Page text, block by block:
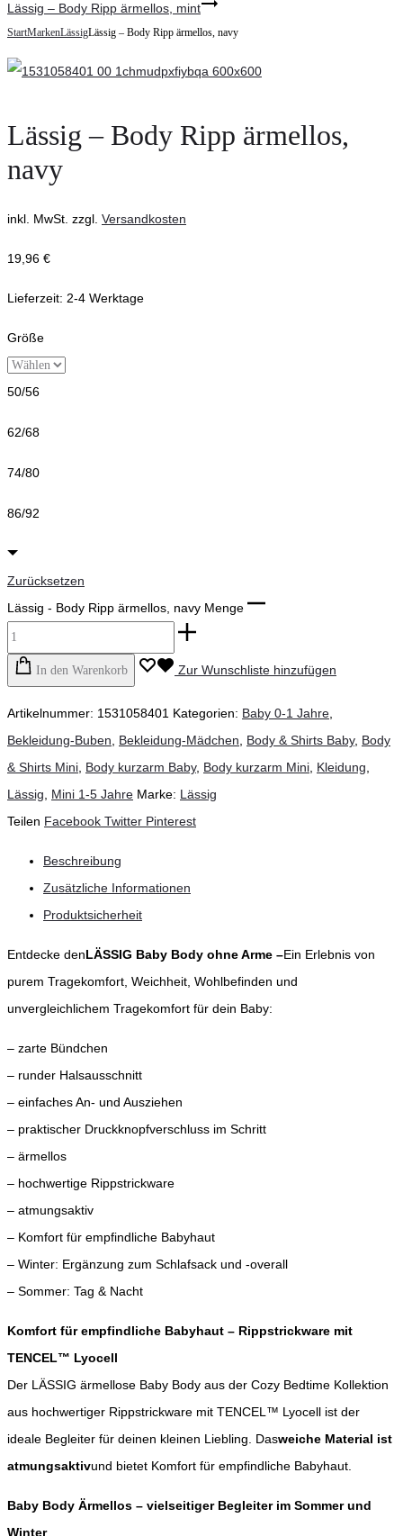
Lässig – Body Ripp ärmellos, mint
StartMarkenLässigLässig – Body Ripp ärmellos, navy
Lässig – Body Ripp ärmellos,
navy
inkl. MwSt. zzgl. Versandkosten
19,96 €
Lieferzeit: 2-4 Werktage
Größe
50/56
62/68
74/80
86/92
Zurücksetzen
Lässig - Body Ripp ärmellos, navy Menge
In den Warenkorb Zur Wunschliste hinzufügen
Artikelnummer: 1531058401 Kategorien: Baby 0-1 Jahre,
Bekleidung-Buben, Bekleidung-Mädchen, Body & Shirts Baby, Body
& Shirts Mini, Body kurzarm Baby, Body kurzarm Mini, Kleidung,
Lässig, Mini 1-5 Jahre Marke: Lässig
Teilen Facebook Twitter Pinterest
Beschreibung
Zusätzliche Informationen
Produktsicherheit
Entdecke denLÄSSIG Baby Body ohne Arme –Ein Erlebnis von
purem Tragekomfort, Weichheit, Wohlbefinden und
unvergleichlichem Tragekomfort für dein Baby:
– zarte Bündchen
– runder Halsausschnitt
– einfaches An- und Ausziehen
– praktischer Druckknopfverschluss im Schritt
– ärmellos
– hochwertige Rippstrickware
– atmungsaktiv
– Komfort für empfindliche Babyhaut
– Winter: Ergänzung zum Schlafsack und -overall
– Sommer: Tag & Nacht
Komfort für empfindliche Babyhaut – Rippstrickware mit
TENCEL™ Lyocell
Der LÄSSIG ärmellose Baby Body aus der Cozy Bedtime Kollektion
aus hochwertiger Rippstrickware mit TENCEL™ Lyocell ist der
ideale Begleiter für deinen kleinen Liebling. Dasweiche Material ist
atmungsaktivund bietet Komfort für empfindliche Babyhaut.
Baby Body Ärmellos – vielseitiger Begleiter im Sommer und
Winter